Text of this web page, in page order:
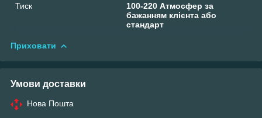
Тиск
100-220 Атмосфер за
бажанням клієнта або
стандарт
Приховати
Умови доставки
Нова Пошта